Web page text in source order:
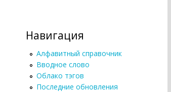
Навигация
Алфавитный справочник
Вводное слово
Облако тэгов
Последние обновления